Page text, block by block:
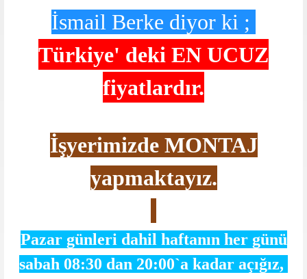
İsmail Berke diyor ki ;
Türkiye' deki EN UCUZ
fiyatlardır.
İşyerimizde MONTAJ
yapmaktayız.
Pazar günleri dahil haftanın her günü
sabah 08:30 dan 20:00`a kadar açığız,